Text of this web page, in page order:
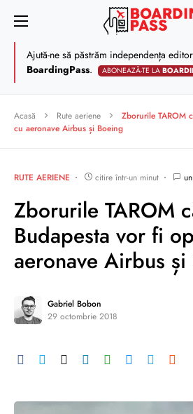
Ajută-ne să păstrăm independența
BoardingPass. ABONEAZĂ-TE LA
Acasă Rute aeriene
Zborurile TAROM
cu aeronave Airbus și Boeing
RUTE AERIENE citire într-un minut
Zborurile TAROM
Budapesta vor fi
aeronave Airbus și
Gabriel Bobon
29 octombrie 2018